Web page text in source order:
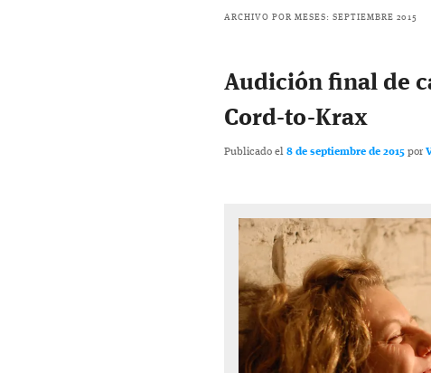
ARCHIVO POR MESES: SEPTIEMBRE 2015
Audición final de
Cord-to-Krax
Publicado el 8 de septiembre de 2015 por